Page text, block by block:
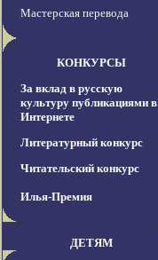
Мастерская перевода
КОНКУРСЫ
За вклад в русскую
культуру публикациями в
Интернете
Литературный конкурс
Читательский конкурс
Илья-Премия
ДЕТЯМ